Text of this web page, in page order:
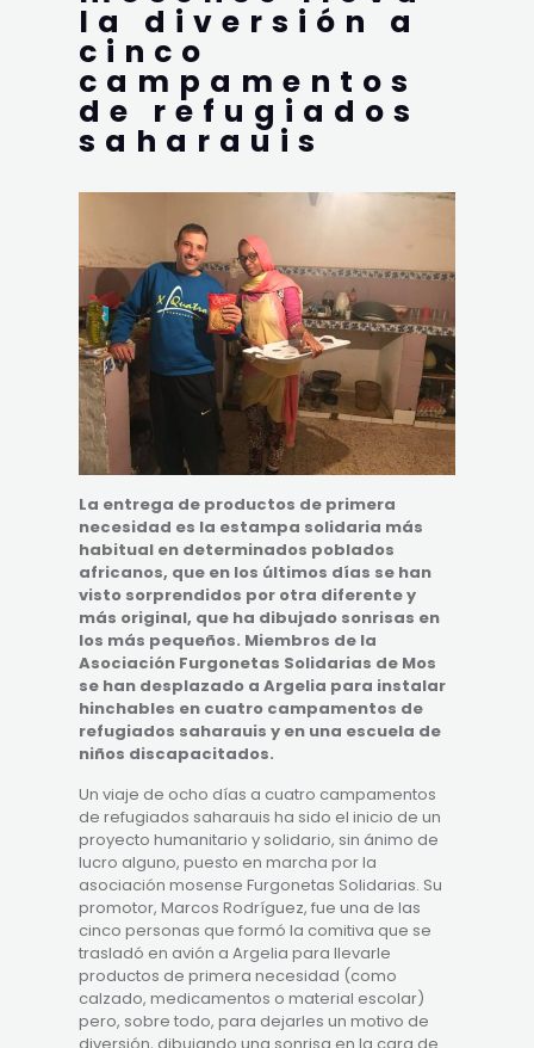
la diversión a
cinco
campamentos
de refugiados
saharauis
La entrega de productos de primera
necesidad es la estampa solidaria más
habitual en determinados poblados
africanos, que en los últimos días se han
visto sorprendidos por otra diferente y
más original, que ha dibujado sonrisas en
los más pequeños. Miembros de la
Asociación Furgonetas Solidarias de Mos
se han desplazado a Argelia para instalar
hinchables en cuatro campamentos de
refugiados saharauis y en una escuela de
niños discapacitados.
Un viaje de ocho días a cuatro campamentos
de refugiados saharauis ha sido el inicio de un
proyecto humanitario y solidario, sin ánimo de
lucro alguno, puesto en marcha por la
asociación mosense Furgonetas Solidarias. Su
promotor, Marcos Rodríguez, fue una de las
cinco personas que formó la comitiva que se
trasladó en avión a Argelia para llevarle
productos de primera necesidad (como
calzado, medicamentos o material escolar)
pero, sobre todo, para dejarles un motivo de